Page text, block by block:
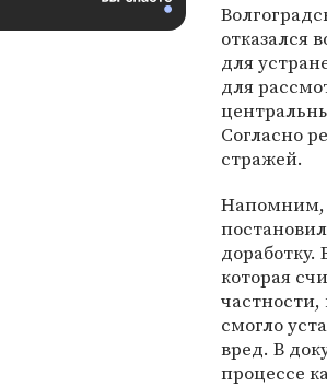
отказался
для
для
Согласно
стражей.
Напомним,
доработку.
которая
частности,
смогло
вред. В
процессе